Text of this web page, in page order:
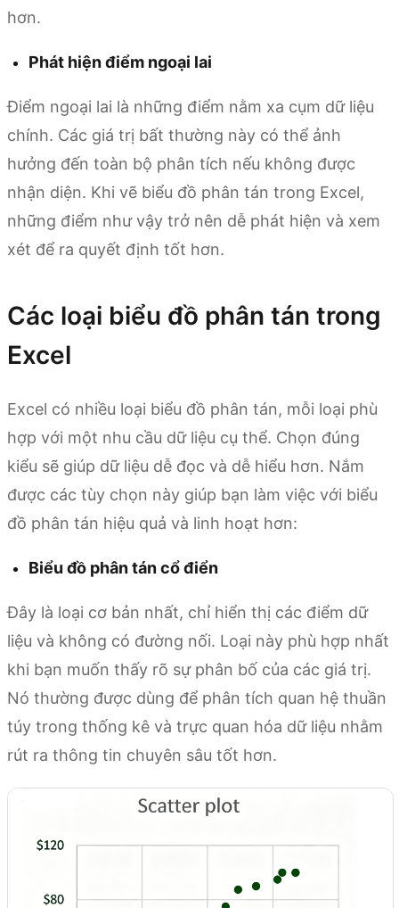
hơn.
Phát hiện điểm ngoại lai
Điểm ngoại lai là những điểm nằm xa cụm dữ liệu
chính. Các giá trị bất thường này có thể ảnh
hưởng đến toàn bộ phân tích nếu không được
nhận diện. Khi vẽ biểu đồ phân tán trong Excel,
những điểm như vậy trở nên dễ phát hiện và xem
xét để ra quyết định tốt hơn.
Các loại biểu đồ phân tán trong
Excel
Excel có nhiều loại biểu đồ phân tán, mỗi loại phù
hợp với một nhu cầu dữ liệu cụ thể. Chọn đúng
kiểu sẽ giúp dữ liệu dễ đọc và dễ hiểu hơn. Nắm
được các tùy chọn này giúp bạn làm việc với biểu
đồ phân tán hiệu quả và linh hoạt hơn:
Biểu đồ phân tán cổ điển
Đây là loại cơ bản nhất, chỉ hiển thị các điểm dữ
liệu và không có đường nối. Loại này phù hợp nhất
khi bạn muốn thấy rõ sự phân bố của các giá trị.
Nó thường được dùng để phân tích quan hệ thuần
túy trong thống kê và trực quan hóa dữ liệu nhằm
rút ra thông tin chuyên sâu tốt hơn.